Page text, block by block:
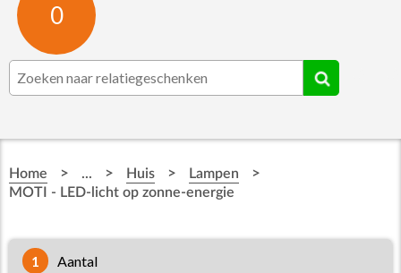
0
Contact
☆ Prijsknallers ☆
Home > ... > Huis > Lampen >
MOTI - LED-licht op zonne-energie
1 aantal